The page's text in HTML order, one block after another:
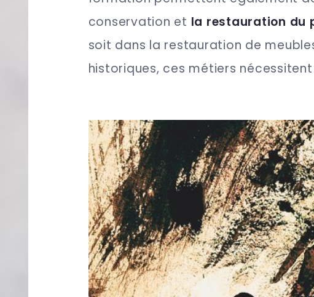
conservation et la restauration du
soit dans la restauration de
historiques, ces métiers